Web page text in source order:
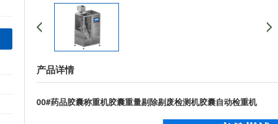
产品详情
00#药品胶囊称重机胶囊重量剔除剔废检测机胶囊自动检重机